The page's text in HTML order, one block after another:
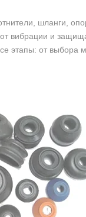
шланги,
вибрации и
этапы: от